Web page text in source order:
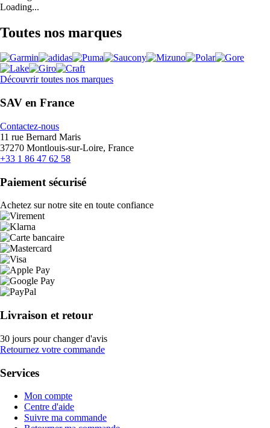
Loading...
Toutes nos marques
Découvrir toutes nos marques
SAV en France
Contactez-nous
11 rue Bernard Maris
37270 Montlouis-sur-Loire, France
+33 1 86 47 62 58
Paiement sécurisé
Achetez sur notre site en toute confiance
Livraison et retour
30 jours pour changer d'avis
Retournez votre commande
Services
Mon compte
Centre d'aide
Suivre ma commande